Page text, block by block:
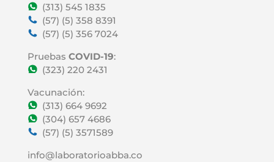
(313) 545 1835
(57) (5) 358 8391
(57) (5) 356 7024
Pruebas COVID-19:
(323) 220 2431
Vacunación:
(313) 664 9692
(304) 657 4686
(57) (5) 3571589
info@laboratorioabba.co